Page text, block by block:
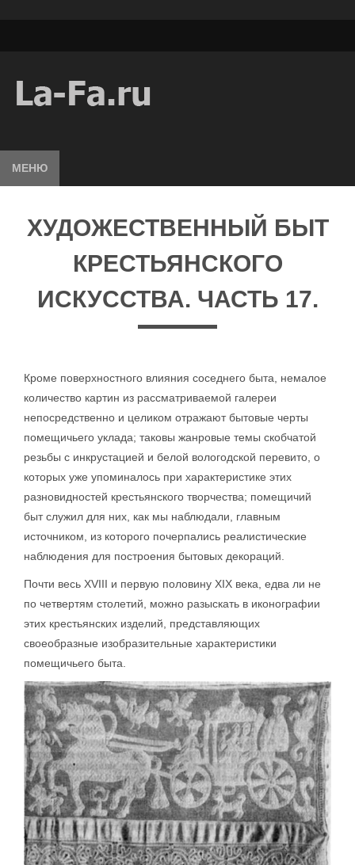
МЕНЮ
ХУДОЖЕСТВЕННЫЙ БЫТ
КРЕСТЬЯНСКОГО
ИСКУССТВА. ЧАСТЬ 17.
Кроме поверхностного влияния соседнего быта, немалое
количество картин из рассматриваемой галереи
непосредственно и целиком отражают бытовые черты
помещичьего уклада; таковы жанровые темы скобчатой
резьбы с инкрустацией и белой вологодской перевито, о
которых уже упоминалось при характеристике этих
разновидностей крестьянского творчества; помещичий
быт служил для них, как мы наблюдали, главным
источником, из которого почерпались реалистические
наблюдения для построения бытовых декораций.
Почти весь XVIII и первую половину XIX века, едва ли не
по четвертям столетий, можно разыскать в иконографии
этих крестьянских изделий, представляющих
своеобразные изобразительные характеристики
помещичьего быта.